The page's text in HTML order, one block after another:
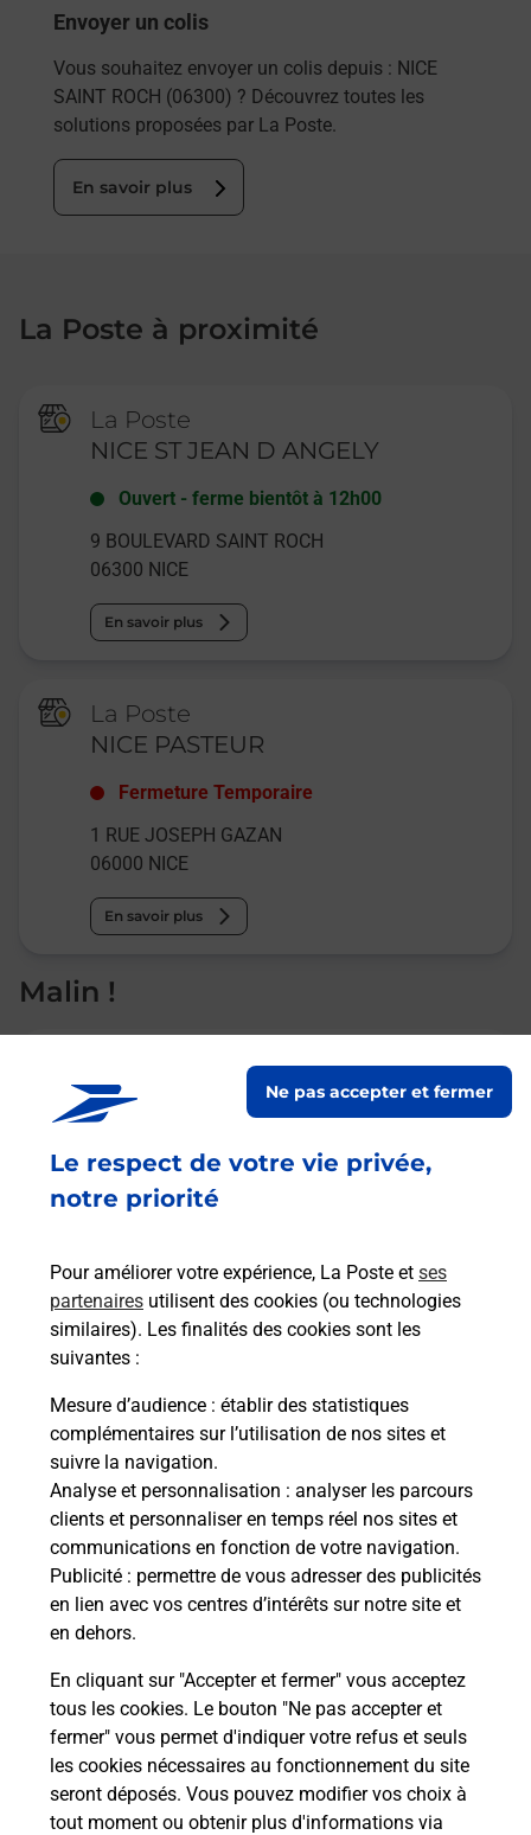
Le respect de votre vie privée,
notre priorité
Pour améliorer votre expérience, La Poste et ses
partenaires utilisent des cookies (ou technologies
similaires). Les finalités des cookies sont les
suivantes :
Mesure d’audience : établir des statistiques
complémentaires sur l’utilisation de nos sites et
suivre la navigation.
Analyse et personnalisation : analyser les parcours
clients et personnaliser en temps réel nos sites et
communications en fonction de votre navigation.
Publicité : permettre de vous adresser des publicités
en lien avec vos centres d’intérêts sur notre site et
en dehors.
En cliquant sur "Accepter et fermer" vous acceptez
tous les cookies. Le bouton "Ne pas accepter et
fermer" vous permet d'indiquer votre refus et seuls
les cookies nécessaires au fonctionnement du site
seront déposés. Vous pouvez modifier vos choix à
tout moment ou obtenir plus d'informations via
Ne pas accepter et fermer
Envoyer un colis
Vous souhaitez envoyer un colis depuis : NICE
SAINT ROCH (06300) ? Découvrez toutes les
solutions proposées par La Poste.
En savoir plus
La Poste à proximité
La Poste
NICE ST JEAN D ANGELY
Ouvert -ferme bientôt à 12h00
9 BOULEVARD SAINT ROCH
06300 NICE
En savoir plus
La Poste
NICE PASTEUR
Fermeture Temporaire
1 RUE JOSEPH GAZAN
06000 NICE
En savoir plus
Malin !
en ligne
En savoir plus
Recherchez un autre point de contact
Questions fréquemment posées
Quel réseau utilise La Poste Mobile ?
Est-ce que je peux garder mon
numéro de mobile gratuitement ?
Est-ce que je peux bénéficier de la 5G
avec La Poste Mobile ?
Est-ce que je peux utiliser mon forfait
à l’étranger avec La Poste Mobile ?